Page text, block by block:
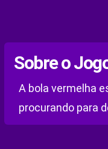
Sobre o
A bola vermelha
procurando para